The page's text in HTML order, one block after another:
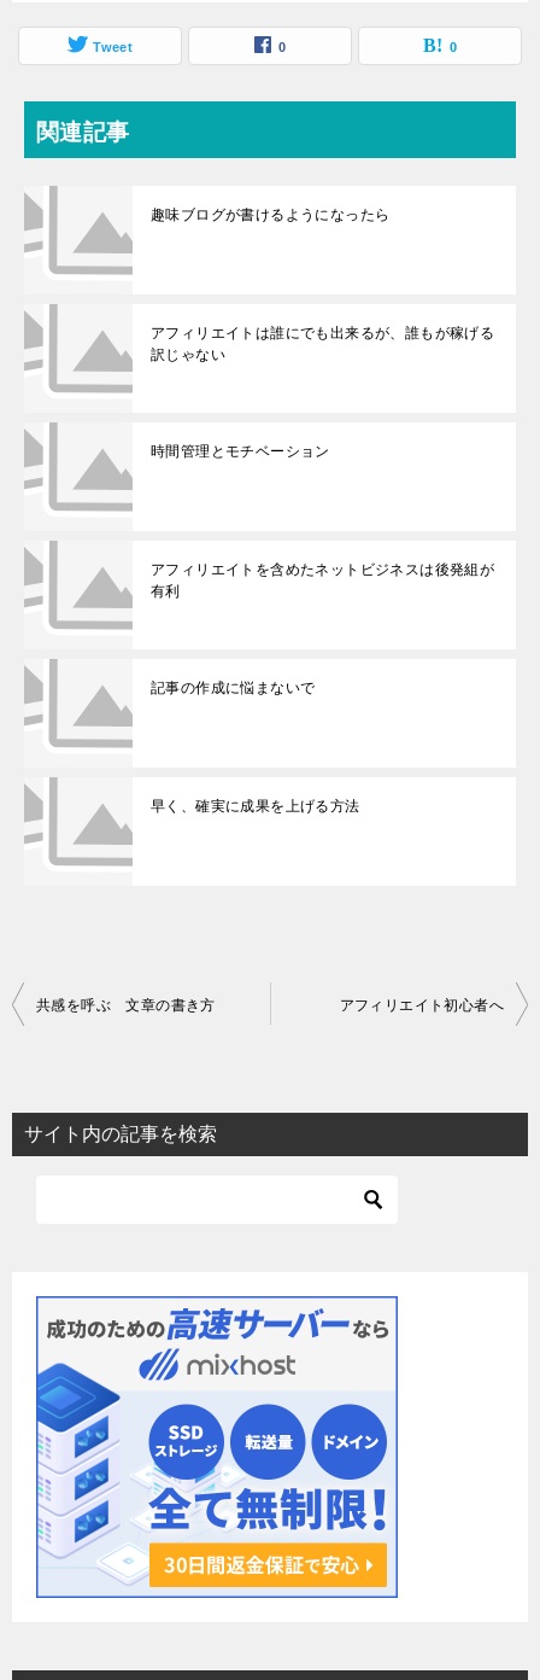
Tweet 0 0
関連記事
趣味ブログが書けるようになったら
アフィリエイトは誰にでも出来るが、誰もが稼げる
訳じゃない
時間管理とモチベーション
アフィリエイトを含めたネットビジネスは後発組が
有利
記事の作成に悩まないで
早く、確実に成果を上げる方法
投
ビ
ゲ
共感を呼ぶ 文章の書き方 アフィリエイト初心者へ
サイト内の記事を検索